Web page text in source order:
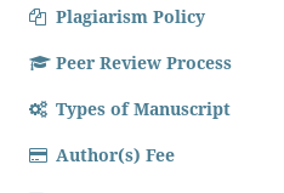
Plagiarism Policy
Peer Review Process
Types of Manuscript
Author(s) Fee